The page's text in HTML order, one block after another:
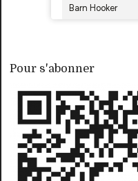
Pour s'abonner